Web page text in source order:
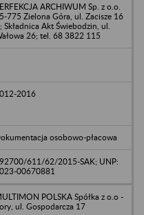
ARCHIWUM Sp. z o.o.
775 Zielona Góra, ul. Zacisze 16
Składnica Akt Świebodzin, ul.
26; tel. 68 3822 115
2016
osobowo-płacowa
611/62/2015-SAK; UNP:
00670881
POLSKA Spółka z o.o -
ul. Gospodarcza 17